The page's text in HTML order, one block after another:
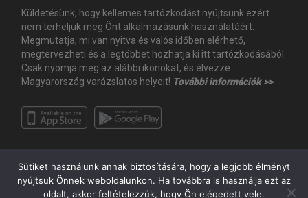
Küldetésünk, hogy kellemes tartózkodást nyújtsunk ezért
nem terheljük meg Önt alkalmazásunk használatáért.
Megmutatja, mi van nyitva és valós időben elérhető,
megtervezheti és a legtöbbet hozhatja ki itt tartózkodásából.
Csak nyomja meg az alábbi ikonokat, és élvezze
Magyarország varázslatos helyeit! További információk >>
Sütiket használunk annak biztosítására, hogy a legjobb élményt
nyújtsuk Önnek weboldalunkon. Ha továbbra is használja ezt az
oldalt, akkor feltételezzük, hogy Ön elégedett vele.